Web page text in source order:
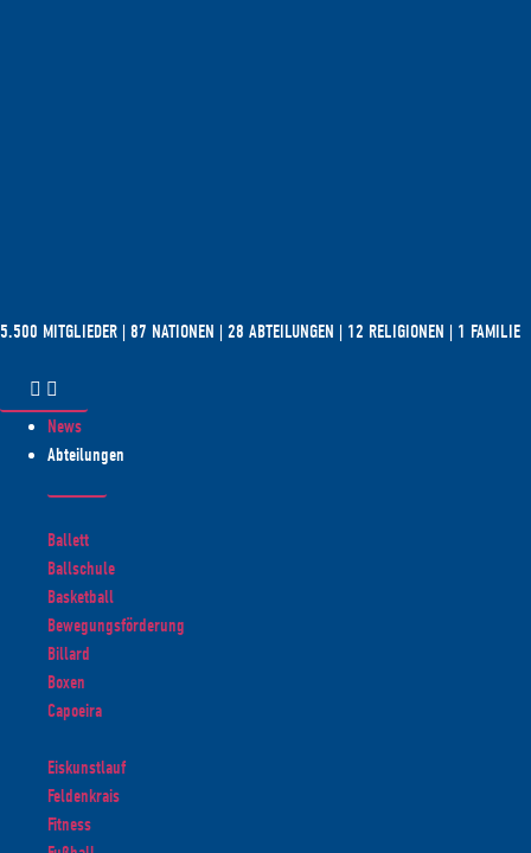
5.500 MITGLIEDER | 87 NATIONEN | 28 ABTEILUNGEN | 12 RELIGIONEN | 1 FAMILIE
News
Abteilungen
Ballett
Ballschule
Basketball
Bewegungsförderung
Billard
Boxen
Capoeira
Eiskunstlauf
Feldenkrais
Fitness